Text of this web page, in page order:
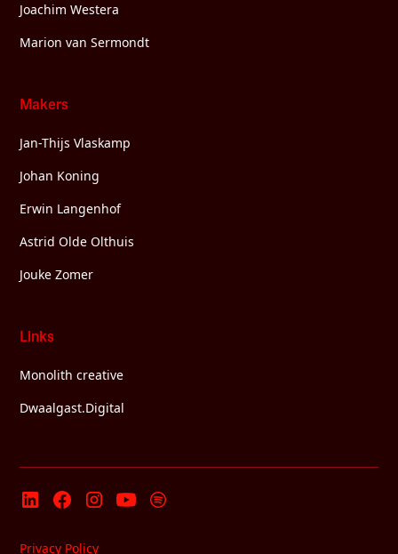
Joachim Westera
Marion van Sermondt
Makers
Jan-Thijs Vlaskamp
Johan Koning
Erwin Langenhof
Astrid Olde Olthuis
Jouke Zomer
Links
Monolith creative
Dwaalgast.Digital
Privacy Policy